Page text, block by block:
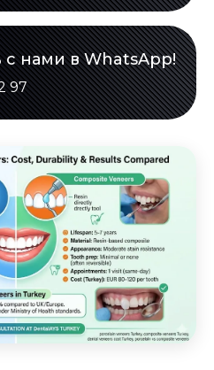
с нами в WhatsApp!
97